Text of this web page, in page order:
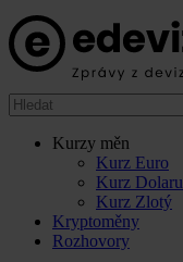
Kurzy měn
Kurz Euro
Kurz Dolaru
Kurz Zlotý
Kryptoměny
Rozhovory